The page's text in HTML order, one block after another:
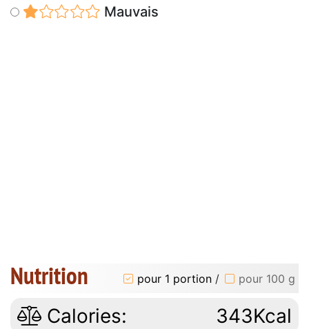
Mauvais
Nutrition pour 1 portion / pour 100 g
Calories: 343Kcal